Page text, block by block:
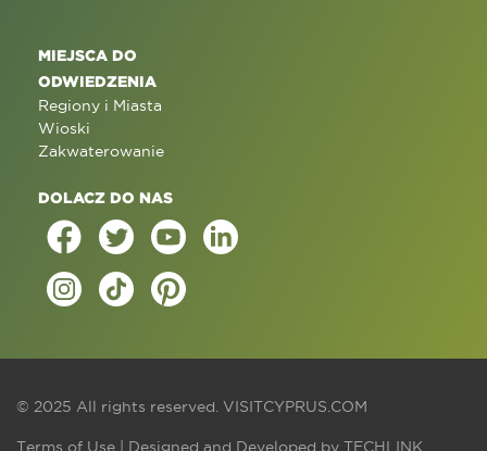
MIEJSCA DO
ODWIEDZENIA
Regiony i Miasta
Wioski
Zakwaterowanie
DOLACZ DO NAS
© 2025 All rights reserved. VISITCYPRUS.COM
Terms of Use | Designed and Developed by TECHLINK